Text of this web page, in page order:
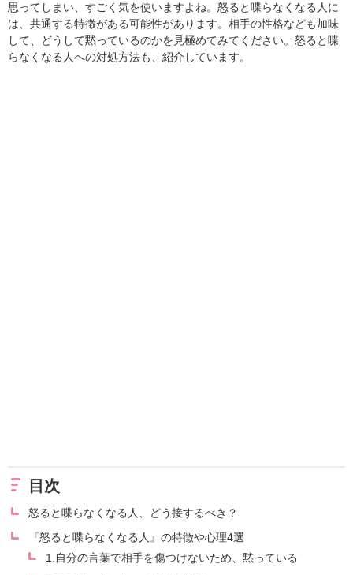
思ってしまい、すごく気を使いますよね。怒ると喋らなくなる人に
は、共通する特徴がある可能性があります。相手の性格なども加味
して、どうして黙っているのかを見極めてみてください。怒ると喋
らなくなる人への対処方法も、紹介しています。
目次
怒ると喋らなくなる人、どう接するべき？
『怒ると喋らなくなる人』の特徴や心理4選
1.自分の言葉で相手を傷つけないため、黙っている